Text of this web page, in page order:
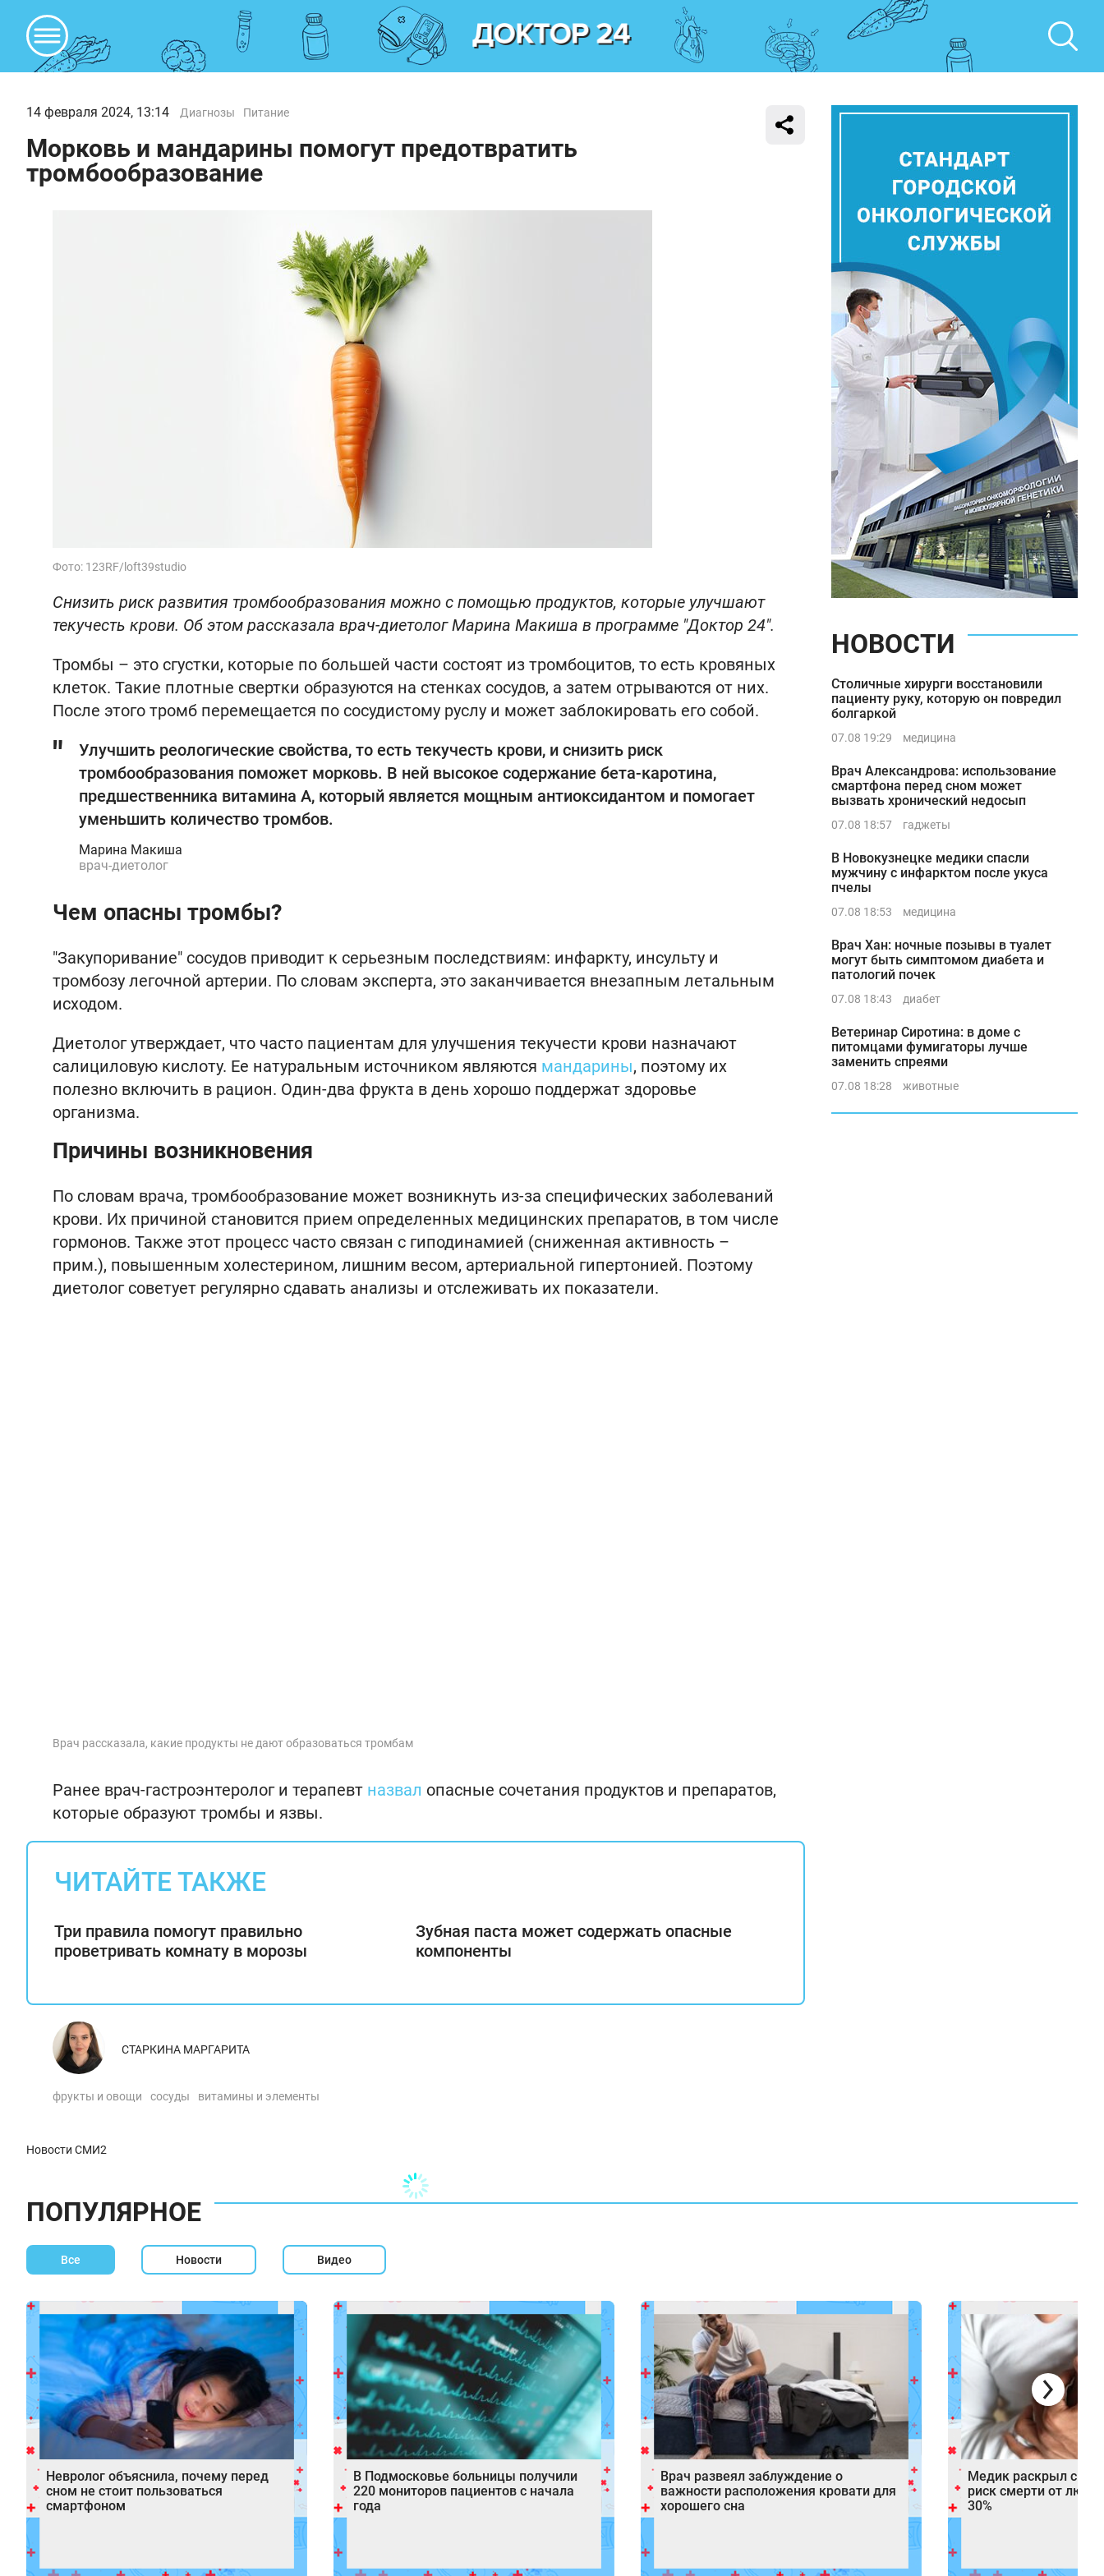
14 февраля 2024, 13:14 Диагнозы Питание
Морковь и мандарины помогут предотвратить
тромбообразование
Фото: 123RF/loft39studio
Снизить риск развития тромбообразования можно с помощью продуктов, которые улучшают
текучесть крови. Об этом рассказала врач-диетолог Марина Макиша в программе "Доктор 24".
Тромбы – это сгустки, которые по большей части состоят из тромбоцитов, то есть кровяных
клеток. Такие плотные свертки образуются на стенках сосудов, а затем отрываются от них.
После этого тромб перемещается по сосудистому руслу и может заблокировать его собой.
Улучшить реологические свойства, то есть текучесть крови, и снизить риск
тромбообразования поможет морковь. В ней высокое содержание бета-каротина,
предшественника витамина А, который является мощным антиоксидантом и помогает
уменьшить количество тромбов.
Марина Макиша
врач-диетолог
Чем опасны тромбы?
"Закупоривание" сосудов приводит к серьезным последствиям: инфаркту, инсульту и
тромбозу легочной артерии. По словам эксперта, это заканчивается внезапным летальным
исходом.
Диетолог утверждает, что часто пациентам для улучшения текучести крови назначают
салициловую кислоту. Ее натуральным источником являются мандарины, поэтому их
полезно включить в рацион. Один-два фрукта в день хорошо поддержат здоровье
организма.
Причины возникновения
По словам врача, тромбообразование может возникнуть из-за специфических заболеваний
крови. Их причиной становится прием определенных медицинских препаратов, в том числе
гормонов. Также этот процесс часто связан с гиподинамией (сниженная активность –
прим.), повышенным холестерином, лишним весом, артериальной гипертонией. Поэтому
диетолог советует регулярно сдавать анализы и отслеживать их показатели.
Врач рассказала, какие продукты не дают образоваться тромбам
Ранее врач-гастроэнтеролог и терапевт назвал опасные сочетания продуктов и препаратов,
которые образуют тромбы и язвы.
ЧИТАЙТЕ ТАКЖЕ
Три правила помогут правильно
проветривать комнату в морозы
Зубная паста может содержать опасные
компоненты
СТАРКИНА МАРГАРИТА
фрукты и овощи сосуды витамины и элементы
Новости СМИ2
НОВОСТИ
Столичные хирурги восстановили
пациенту руку, которую он повредил
болгаркой
07.08 19:29 медицина
Врач Александрова: использование
смартфона перед сном может
вызвать хронический недосып
07.08 18:57 гаджеты
В Новокузнецке медики спасли
мужчину с инфарктом после укуса
пчелы
07.08 18:53 медицина
Врач Хан: ночные позывы в туалет
могут быть симптомом диабета и
патологий почек
07.08 18:43 диабет
Ветеринар Сиротина: в доме с
питомцами фумигаторы лучше
заменить спреями
07.08 18:28 животные
ПОПУЛЯРНОЕ
Все Новости Видео
Невролог объяснила, почему перед
сном не стоит пользоваться
смартфоном
В Подмосковье больницы получили
220 мониторов пациентов с начала
года
Врач развеял заблуждение о
важности расположения кровати для
хорошего сна
Медик раскрыл
риск смерти от
30%